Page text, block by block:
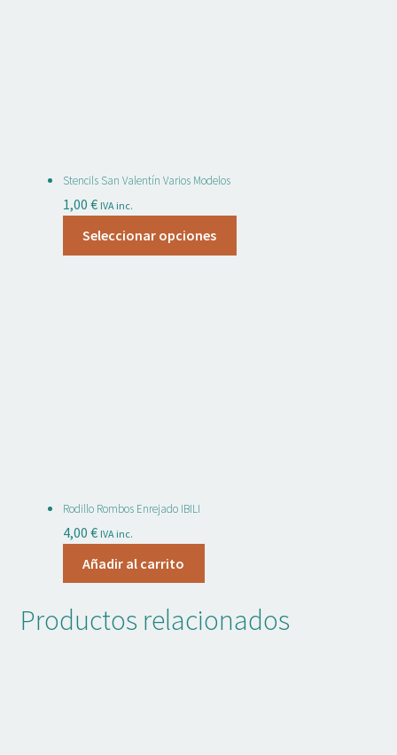
Stencils San Valentín Varios Modelos
1,00 € IVA inc.
Seleccionar opciones
Rodillo Rombos Enrejado IBILI
4,00 € IVA inc.
Añadir al carrito
Productos relacionados